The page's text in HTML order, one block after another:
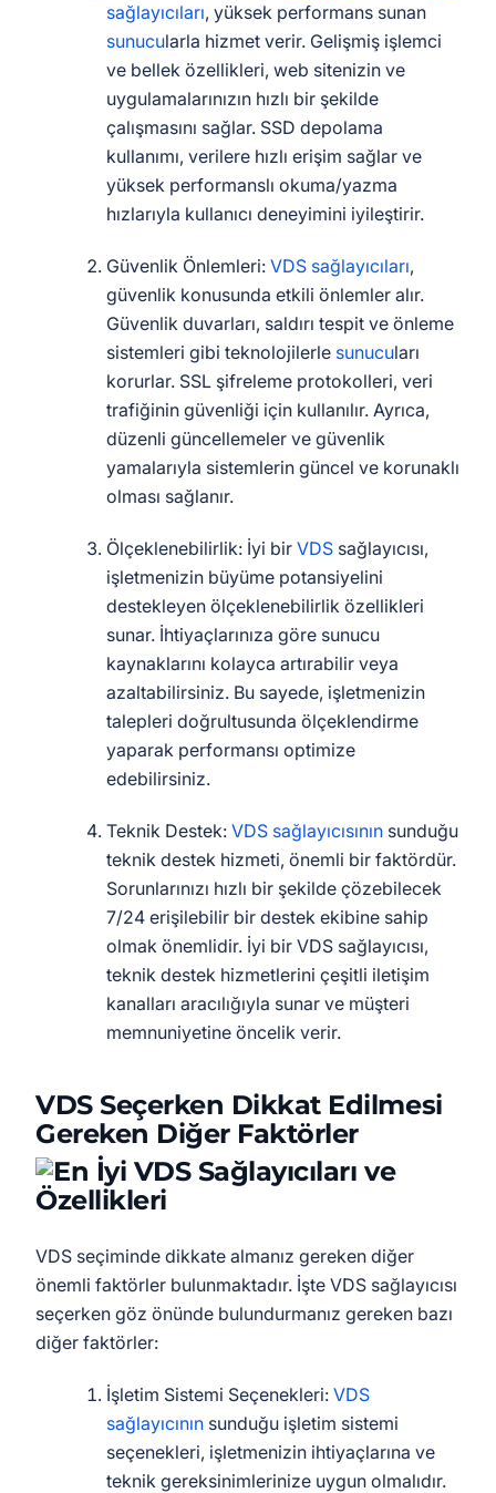
sağlayıcıları, yüksek performans sunan
sunucularla hizmet verir. Gelişmiş işlemci
ve bellek özellikleri, web sitenizin ve
uygulamalarınızın hızlı bir şekilde
çalışmasını sağlar. SSD depolama
kullanımı, verilere hızlı erişim sağlar ve
yüksek performanslı okuma/yazma
hızlarıyla kullanıcı deneyimini iyileştirir.
Güvenlik Önlemleri: VDS sağlayıcıları,
güvenlik konusunda etkili önlemler alır.
Güvenlik duvarları, saldırı tespit ve önleme
sistemleri gibi teknolojilerle sunucuları
korurlar. SSL şifreleme protokolleri, veri
trafiğinin güvenliği için kullanılır. Ayrıca,
düzenli güncellemeler ve güvenlik
yamalarıyla sistemlerin güncel ve korunaklı
olması sağlanır.
Ölçeklenebilirlik: İyi bir VDS sağlayıcısı,
işletmenizin büyüme potansiyelini
destekleyen ölçeklenebilirlik özellikleri
sunar. İhtiyaçlarınıza göre sunucu
kaynaklarını kolayca artırabilir veya
azaltabilirsiniz. Bu sayede, işletmenizin
talepleri doğrultusunda ölçeklendirme
yaparak performansı optimize
edebilirsiniz.
Teknik Destek: VDS sağlayıcısının sunduğu
teknik destek hizmeti, önemli bir faktördür.
Sorunlarınızı hızlı bir şekilde çözebilecek
7/24 erişilebilir bir destek ekibine sahip
olmak önemlidir. İyi bir VDS sağlayıcısı,
teknik destek hizmetlerini çeşitli iletişim
kanalları aracılığıyla sunar ve müşteri
memnuniyetine öncelik verir.
VDS Seçerken Dikkat Edilmesi
Gereken Diğer Faktörler
VDS seçiminde dikkate almanız gereken diğer
önemli faktörler bulunmaktadır. İşte VDS sağlayıcısı
seçerken göz önünde bulundurmanız gereken bazı
diğer faktörler:
İşletim Sistemi Seçenekleri: VDS
sağlayıcının sunduğu işletim sistemi
seçenekleri, işletmenizin ihtiyaçlarına ve
teknik gereksinimlerinize uygun olmalıdır.